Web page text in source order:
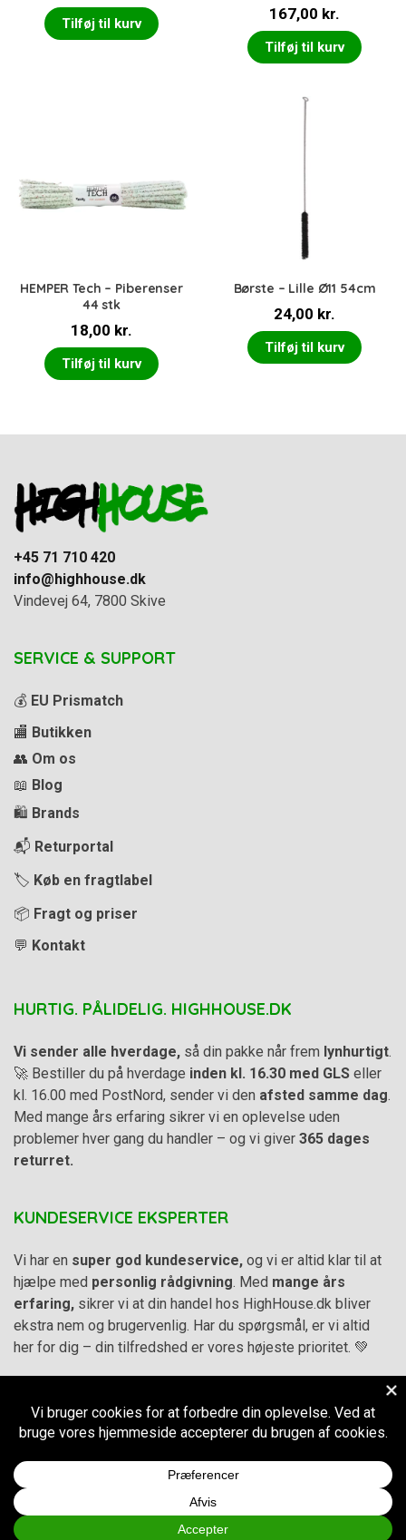
Tilføj til kurv
5.00ud af 5
167,00 kr.
Tilføj til kurv
HEMPER Tech – Piberenser
44 stk
18,00 kr.
Tilføj til kurv
Børste – Lille Ø11 54cm
24,00 kr.
Tilføj til kurv
+45 71 710 420
info@highhouse.dk
Vindevej 64, 7800 Skive
SERVICE & SUPPORT
💰 EU Prismatch
🏬 Butikken
👥 Om os
📖 Blog
🛍️ Brands
📬 Returportal
🏷️ Køb en fragtlabel
📦 Fragt og priser
💬 Kontakt
HURTIG. PÅLIDELIG. HIGHHOUSE.DK
Vi sender alle hverdage, så din pakke når frem lynhurtigt.
🚀 Bestiller du på hverdage inden kl. 16.30 med GLS eller
kl. 16.00 med PostNord, sender vi den afsted samme dag.
Med mange års erfaring sikrer vi en oplevelse uden
problemer hver gang du handler – og vi giver 365 dages
returret.
KUNDESERVICE EKSPERTER
Vi har en super god kundeservice, og vi er altid klar til at
hjælpe med personlig rådgivning. Med mange års
erfaring, sikrer vi at din handel hos HighHouse.dk bliver
ekstra nem og brugervenlig. Har du spørgsmål, er vi altid
her for dig – din tilfredshed er vores højeste prioritet. 💚
Handelsbetingelser–
Cookie- og privatlivspolitik
HighHouse.dk